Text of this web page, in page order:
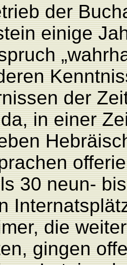
der
einige
der
in einer
30 neun-
die
gingen